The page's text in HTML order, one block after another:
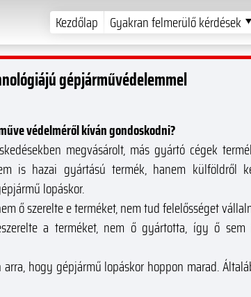
Kezdőlap Gyakran felmerülő kérdések
gépjárművédelemmel
védelméről kíván gondoskodni?
megvásárolt, más gyártó cégek
is hazai gyártású termék, hanem külföldről
lopáskor.
ő szerelte e terméket, nem tud felelősséget
a terméket, nem ő gyártotta, így ő sem
hogy gépjármű lopáskor hoppon marad.